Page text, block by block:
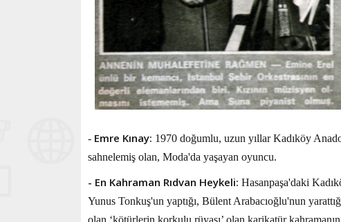
- Emre Kınay: 1970 doğumlu, uzun yıllar Kadıköy
sahnelemiş olan, Moda'da yaşayan oyuncu.
- En Kahraman Rıdvan Heykeli: Hasanpaşa'daki
Yunus Tonkuş'un yaptığı, Bülent Arabacıoğlu'nun
olan ‘kötürlerin korkulu rüyası’ olan karikatür